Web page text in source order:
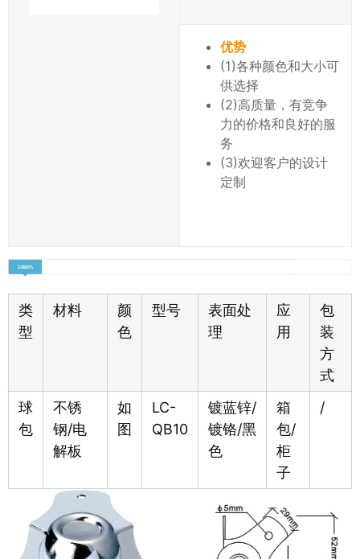
优势
(1)各种颜色和大小可
供选择
(2)高质量，有竞争
力的价格和良好的服
务
(3)欢迎客户的设计
定制
类
型
材料
颜
色
型号
表面处
理
应
用
包
装
方
式
球
包
不锈
钢/电
解板
如
图
LC-
QB10
镀蓝锌/
镀铬/黑
色
箱
包/
柜
子
/